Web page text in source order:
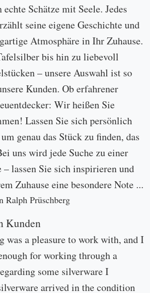
Schätze mit Seele. Jedes
seine eigene Geschichte und
Atmosphäre in Ihr Zuhause.
bis hin zu liebevoll
– unsere Auswahl ist so
Kunden. Ob erfahrener
Wir heißen Sie
Lassen Sie sich persönlich
genau das Stück zu finden, das
uns wird jede Suche zu einer
lassen Sie sich inspirieren und
Zuhause eine besondere Note ...
Ralph Prüschberg
Kunden
was a pleasure to work with, and I
for working through a
some silverware I
arrived in the condition